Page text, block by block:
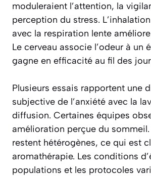
moduleraient l’attention, la
perception du stress.
avec la respiration lente améliore
Le cerveau associe l’odeur à un
gagne en efficacité au fil des
Plusieurs essais rapportent une
subjective de l’anxiété avec la
diffusion. Certaines équipes
amélioration perçue du sommeil.
restent hétérogènes, ce qui est
aromathérapie. Les conditions
populations et les protocoles